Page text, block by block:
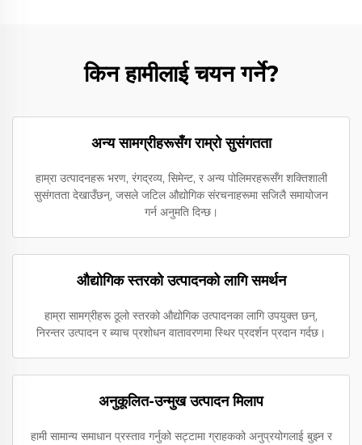
किन हामीलाई चयन गर्ने?
अन्य सामग्रीहरूसँग राम्रो सुसंगतता
हाम्रा उत्पादनहरू भरण, रंगद्रव्य, सिमेन्ट, र अन्य पोलिमरहरूसँग शक्तिशाली
सुसंगतता देखाउँछन्, जसले जटिल औद्योगिक संरचनाहरूमा सजिलै समायोजन
गर्न अनुमति दिन्छ।
औद्योगिक स्तरको उत्पादनको लागि समर्थन
हाम्रा सामग्रीहरू ठूलो स्तरको औद्योगिक उत्पादनका लागि उपयुक्त छन्,
निरन्तर उत्पादन र ब्याच प्रशोधन वातावरणमा स्थिर प्रदर्शन प्रदान गर्दछ।
अनुकूलित-उन्मुख उत्पादन मिलाप
हामी सामान्य समाधान प्रस्ताव गर्नुको सट्टामा ग्राहकको अनुप्रयोगलाई बुझ्न र